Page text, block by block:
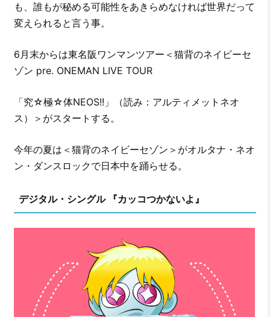
も、誰もが秘める可能性をあきらめなければ世界だって
変えられると言う事。
6月末からは東名阪ワンマンツアー＜猫背のネイビーセ
ゾン pre. ONEMAN LIVE TOUR
「究☆極☆体NEOS!!」（読み：アルティメットネオ
ス）＞がスタートする。
今年の夏は＜猫背のネイビーセゾン＞がオルタナ・ネオ
ン・ダンスロックで日本中を踊らせる。
デジタル・シングル 『カッコつかないよ』